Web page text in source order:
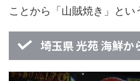
ことから「山賊焼き」とい
埼玉県 光苑 海鮮か